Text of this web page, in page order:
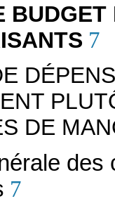
7
DE
7